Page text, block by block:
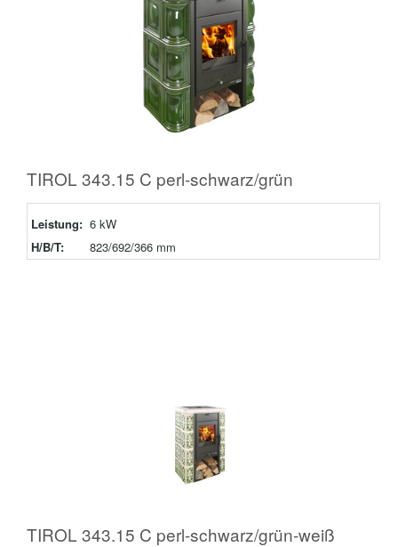
TIROL 343.15 C perl-schwarz/grün
Leistung: 6 kW
H/B/T:
823/692/366 mm
TIROL 343.15 C perl-schwarz/grün-weiß